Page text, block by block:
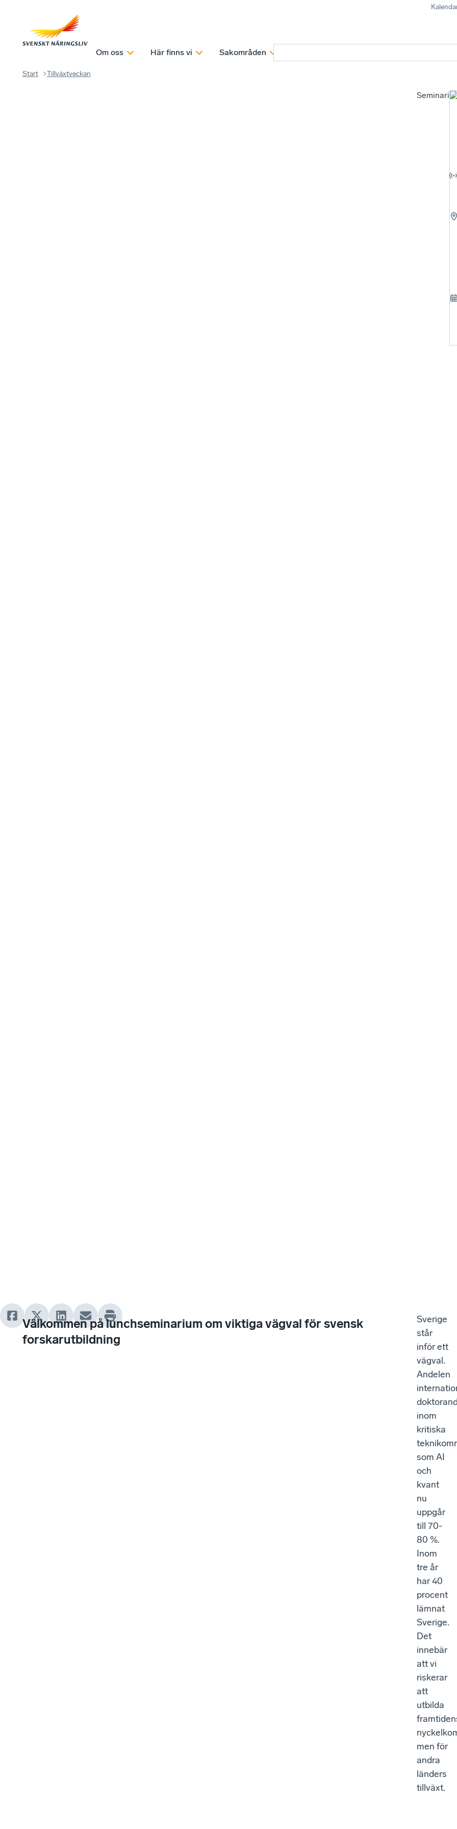
Om oss Här finns vi Sakområden
Start Tillväxtveckan
Välkommen på lunchseminarium om viktiga vägval för svensk
forskarutbildning
Sverige
står
inför ett
vägval.
Andelen
inom
kritiska
som AI
och
kvant
nu
uppgår
till 70-
80 %.
Inom
tre år
har 40
procent
lämnat
Sverige.
Det
innebär
att vi
riskerar
att
utbilda
men för
andra
länders
tillväxt.